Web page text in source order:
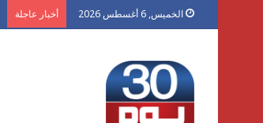
الخميس, 6 أغسطس 2026 أخبار عاجلة